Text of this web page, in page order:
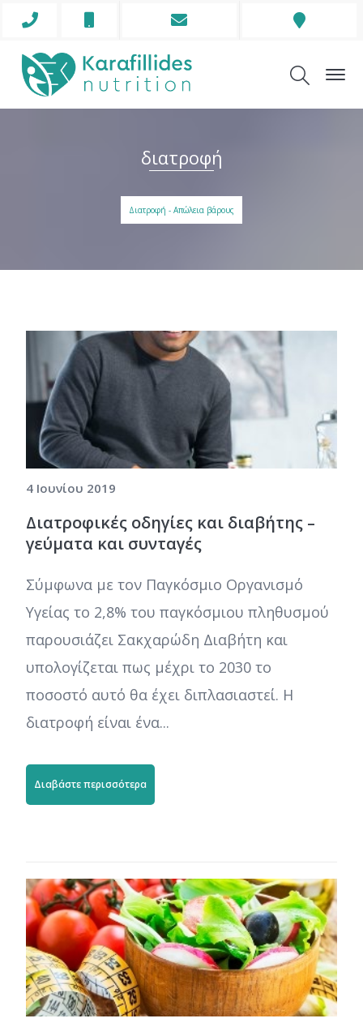
Phone
Envelope
Address
διατροφή
Διατροφή - Απώλεια βάρους
4 Ιουνίου 2019
Διατροφικές οδηγίες και διαβήτης –
γεύματα και συνταγές
Σύμφωνα με τον Παγκόσμιο Οργανισμό
Υγείας το 2,8% του παγκόσμιου πληθυσμού
παρουσιάζει Σακχαρώδη Διαβήτη και
υπολογίζεται πως μέχρι το 2030 το
ποσοστό αυτό θα έχει διπλασιαστεί. Η
διατροφή είναι ένα...
Διαβάστε περισσότερα